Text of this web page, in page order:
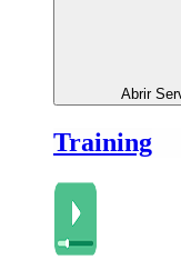
Abrir
Training